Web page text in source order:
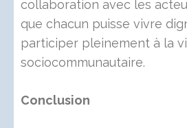
collaboration avec les
que chacun puisse vivre
participer pleinement à la
sociocommunautaire.
Conclusion